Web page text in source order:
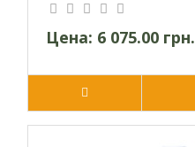
Цена: 6 075.00 грн.